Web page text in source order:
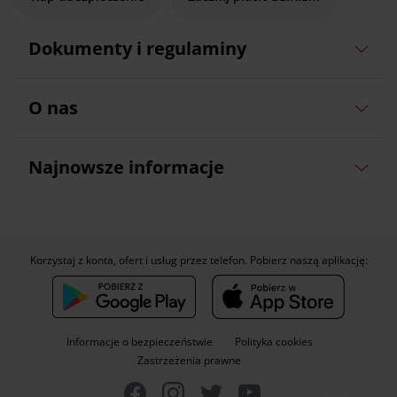
Dokumenty i regulaminy
O nas
Najnowsze informacje
Informacje o bezpieczeństwie
Polityka cookies
Zastrzeżenia prawne
Korzystaj z konta, ofert i usług przez telefon. Pobierz naszą aplikację: